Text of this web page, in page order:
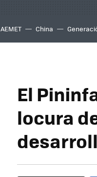
AEMET China
El
locura